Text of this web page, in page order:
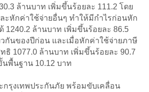
ล้านบาท เพิ่มขึ้นร้อยละ 111.2 โดย
ะหักค่าใช้จ่ายอื่นๆ ทำให้มีกำไรก่อนหัก
1240.2 ล้านบาท เพิ่มขึ้นร้อยละ 86.5
วกันของปีก่อน และเมื่อหักค่าใช้จ่ายภาษี
ธิ 1077.0 ล้านบาท เพิ่มขึ้นร้อยละ 90.7
พื้นฐาน 10.12 บาท
กรุงเทพประกันภัย พร้อมขับเคลื่อน